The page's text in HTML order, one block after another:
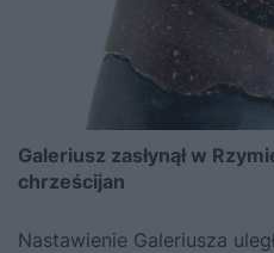
Galeriusz zasłynął w
chrześcijan
Nastawienie Galeriusza